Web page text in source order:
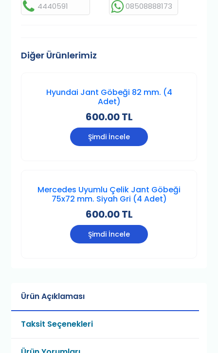
4440591 08508888173
Diğer Ürünlerimiz
Hyundai Jant Göbeği 82 mm. (4
Adet)
600.00 TL
Şimdi İncele
Mercedes Uyumlu Çelik Jant Göbeği
75x72 mm. Siyah Gri (4 Adet)
600.00 TL
Şimdi İncele
Ürün Açıklaması
Taksit Seçenekleri